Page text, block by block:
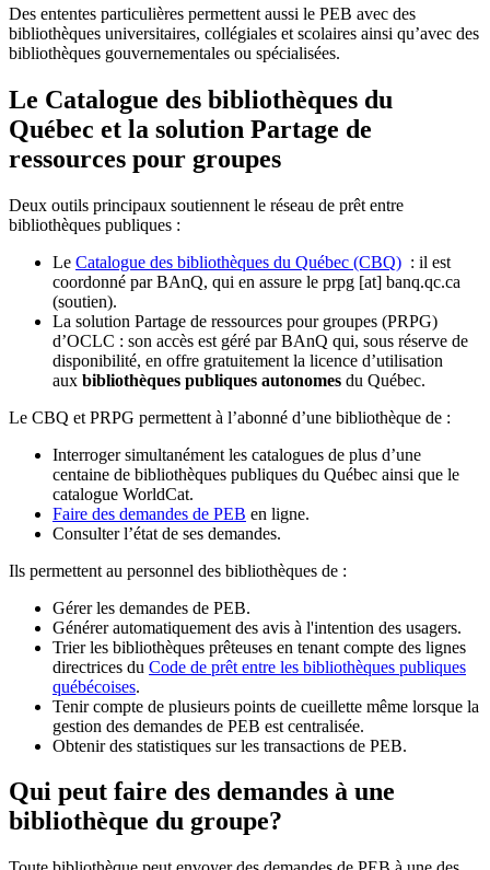
Des ententes particulières permettent aussi le PEB avec des
bibliothèques universitaires, collégiales et scolaires ainsi qu’avec des
bibliothèques gouvernementales ou spécialisées.
Le Catalogue des bibliothèques du
Québec et la solution Partage de
ressources pour groupes
Deux outils principaux soutiennent le réseau de prêt entre
bibliothèques publiques :
Le Catalogue des bibliothèques du Québec (CBQ) : il est
coordonné par BAnQ, qui en assure le prpg [at] banq.qc.ca
(soutien).
La solution Partage de ressources pour groupes (PRPG)
d’OCLC : son accès est géré par BAnQ qui, sous réserve de
disponibilité, en offre gratuitement la licence d’utilisation
aux bibliothèques publiques autonomes du Québec.
Le CBQ et PRPG permettent à l’abonné d’une bibliothèque de :
Interroger simultanément les catalogues de plus d’une
centaine de bibliothèques publiques du Québec ainsi que le
catalogue WorldCat.
Faire des demandes de PEB en ligne.
Consulter l’état de ses demandes.
Ils permettent au personnel des bibliothèques de :
Gérer les demandes de PEB.
Générer automatiquement des avis à l'intention des usagers.
Trier les bibliothèques prêteuses en tenant compte des lignes
directrices du Code de prêt entre les bibliothèques publiques
québécoises.
Tenir compte de plusieurs points de cueillette même lorsque la
gestion des demandes de PEB est centralisée.
Obtenir des statistiques sur les transactions de PEB.
Qui peut faire des demandes à une
bibliothèque du groupe?